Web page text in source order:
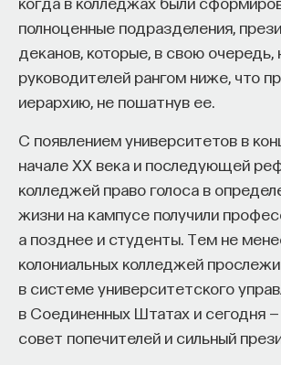
полноценные подразделения,
деканов, которые, в свою очередь,
руководителей рангом ниже, что
иерархию, не пошатнув ее.
С появлением университетов в
начале XX века и последующей
колледжей право голоса в
жизни на кампусе получили
а позднее и студенты. Тем не
колониальных колледжей
в системе университетского
в Соединенных Штатах и сегодня
совет попечителей и сильный